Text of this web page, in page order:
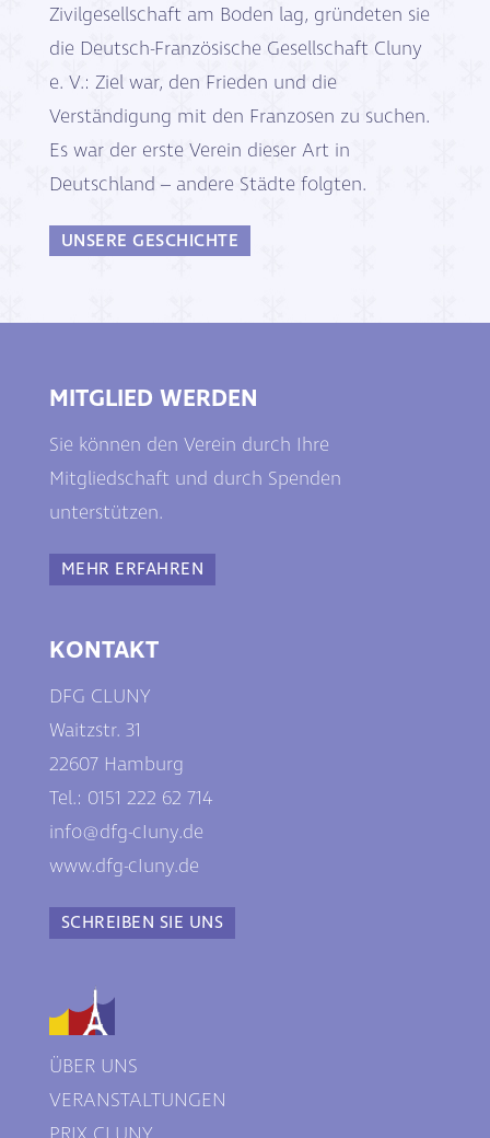
Zivilgesellschaft am Boden lag, gründeten sie
die Deutsch-Französische Gesellschaft Cluny
e. V.: Ziel war, den Frieden und die
Verständigung mit den Franzosen zu suchen.
Es war der erste Verein dieser Art in
Deutschland – andere Städte folgten.
UNSERE GESCHICHTE
MITGLIED WERDEN
Sie können den Verein durch Ihre
Mitgliedschaft und durch Spenden
unterstützen.
MEHR ERFAHREN
KONTAKT
DFG CLUNY
Waitzstr. 31
22607 Hamburg
Tel.: 0151 222 62 714
info@dfg-cIuny.de
www.dfg-cIuny.de
SCHREIBEN SIE UNS
ÜBER UNS
VERANSTALTUNGEN